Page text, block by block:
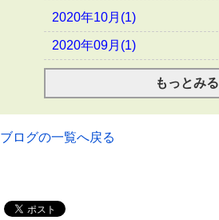
2020年10月(1)
2020年09月(1)
もっとみる
ブログの一覧へ戻る